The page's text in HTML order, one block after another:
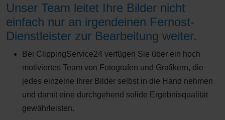
Unser Team leitet Ihre Bilder nicht
einfach nur an irgendeinen Fernost-
Dienstleister zur Bearbeitung weiter.
Bei ClippingService24 verfügen Sie über ein hoch
motiviertes Team von Fotografen und Grafikern, die
jedes einzelne Ihrer Bilder selbst in die Hand nehmen
und damit eine durchgehend solide Ergebnisqualität
gewährleisten.